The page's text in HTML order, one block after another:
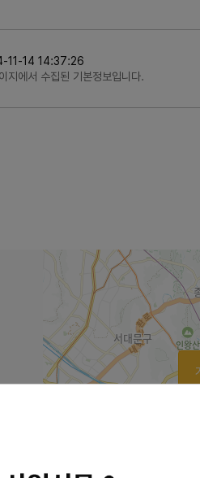
11-14 14:37:26
지에서 수집된 기본정보입니다.